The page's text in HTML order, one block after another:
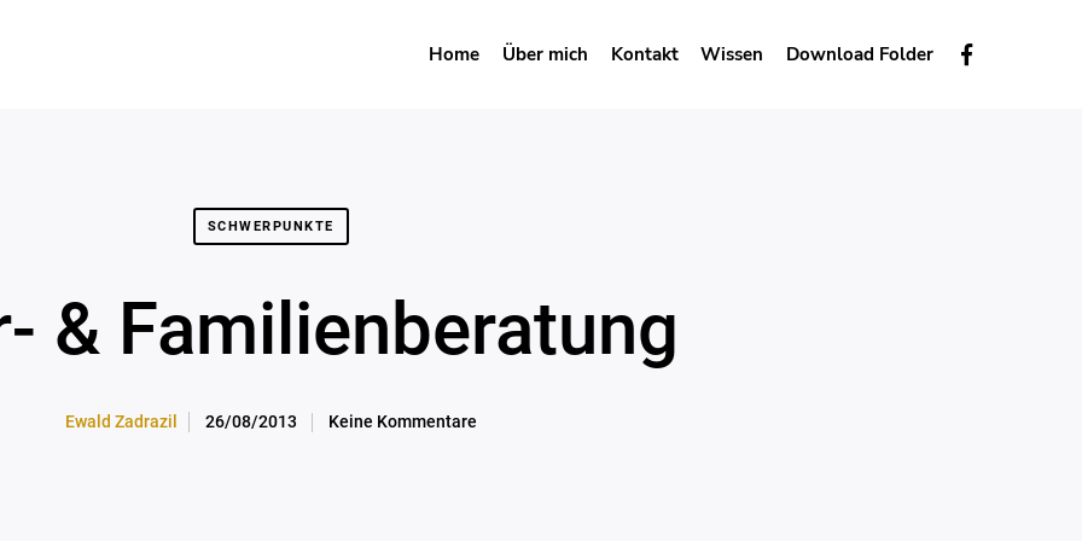
Home Über mich Kontakt Wissen Download Folder
SCHWERPUNKTE
& Familienberatung
Ewald Zadrazil 26/08/2013 Keine Kommentare